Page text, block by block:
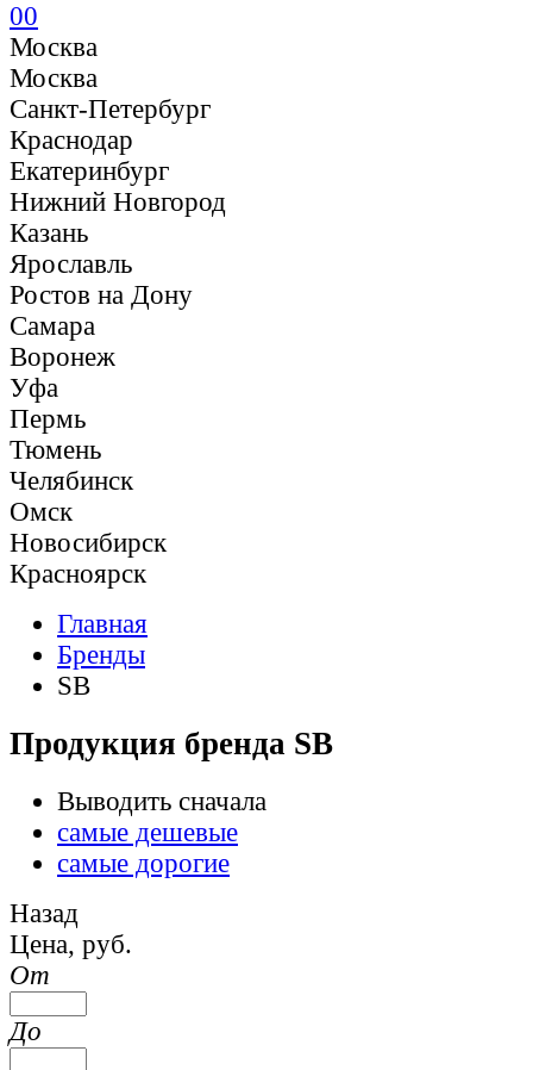
00
Москва
Москва
Санкт-Петербург
Краснодар
Екатеринбург
Нижний Новгород
Казань
Ярославль
Ростов на Дону
Самара
Воронеж
Уфа
Пермь
Тюмень
Челябинск
Омск
Новосибирск
Красноярск
Главная
Бренды
SB
Продукция бренда SB
Выводить сначала
самые дешевые
самые дорогие
Назад
Цена, руб.
От
До